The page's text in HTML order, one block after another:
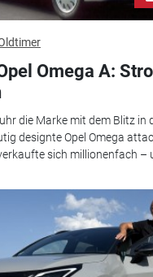
Omega A:
die Marke mit dem Blitz in
designte Opel Omega
sich millionenfach –